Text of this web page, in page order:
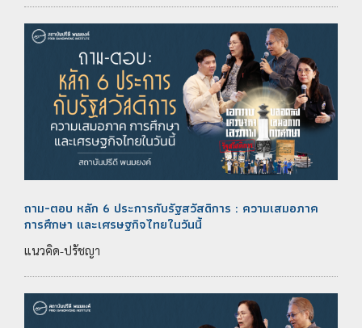
ถาม-ตอบ หลัก 6 ประการกับรัฐสวัสดิการ : ความเสมอภาค
การศึกษา และเศรษฐกิจไทยในวันนี้
แนวคิด-ปรัชญา